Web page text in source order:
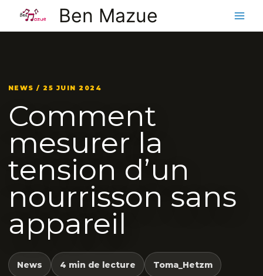
contenu
Ben Mazue
NEWS / 25 JUIN 2024
Comment
mesurer la
tension d’un
nourrisson sans
appareil
News 4 min de lecture Toma_Hetzm